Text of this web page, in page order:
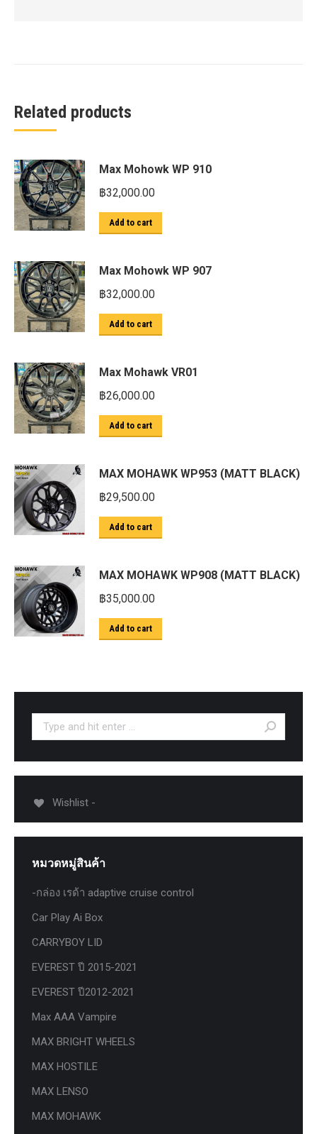
Related products
Max Mohowk WP 910
฿32,000.00
Add to cart
Max Mohowk WP 907
฿32,000.00
Add to cart
Max Mohawk VR01
฿26,000.00
Add to cart
MAX MOHAWK WP953 (MATT BLACK)
฿29,500.00
Add to cart
MAX MOHAWK WP908 (MATT BLACK)
฿35,000.00
Add to cart
Search:
Wishlist -
หมวดหมู่สินค้า
-กล่อง เรด้า adaptive cruise control
Car Play Ai Box
CARRYBOY LID
EVEREST ปี 2015-2021
EVEREST ปี2012-2021
Max AAA Vampire
MAX BRIGHT WHEELS
MAX HOSTILE
MAX LENSO
MAX MOHAWK